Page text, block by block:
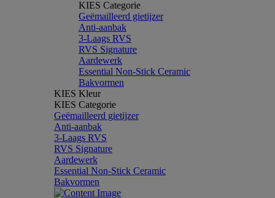
KIES Categorie
Geëmailleerd gietijzer
Anti-aanbak
3-Laags RVS
RVS Signature
Aardewerk
Essential Non-Stick Ceramic
Bakvormen
KIES Kleur
KIES Categorie
Geëmailleerd gietijzer
Anti-aanbak
3-Laags RVS
RVS Signature
Aardewerk
Essential Non-Stick Ceramic
Bakvormen